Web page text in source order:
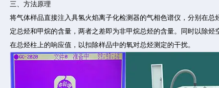
三、方法原理
将气体样品直接注入具氢火焰离子化检测器的气相色谱仪，分别在总
定总烃和甲烷的含量，两者之差即为非甲烷总烃的含量。同时以除烃
在总烃柱上的响应值，以扣除样品中的氧对总烃测定的干扰。